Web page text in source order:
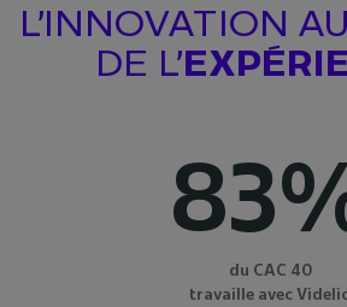
L’INNOVATION
DE L’
du CAC 40
travaille avec